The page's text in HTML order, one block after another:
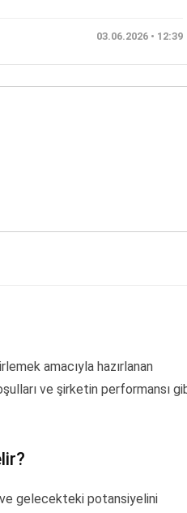
03.06.2026 • 12:39
amacıyla hazırlanan
ve şirketin performansı
gelecekteki potansiyelini